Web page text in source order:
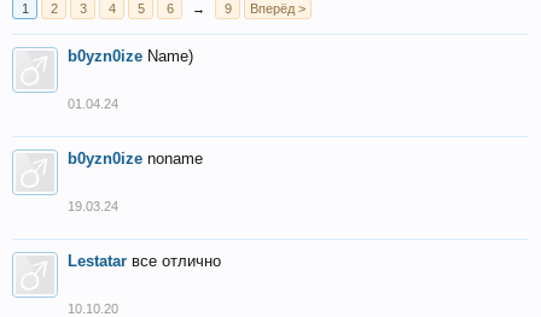
1 2 3 4 5 6 → 9 Вперёд >
b0yzn0ize Name)
01.04.24
b0yzn0ize noname
19.03.24
Lestatar все отлично
10.10.20